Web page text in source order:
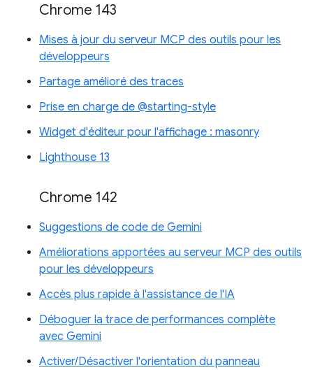
Chrome 143
Mises à jour du serveur MCP des outils pour les
développeurs
Partage amélioré des traces
Prise en charge de @starting-style
Widget d'éditeur pour l'affichage : masonry
Lighthouse 13
Chrome 142
Suggestions de code de Gemini
Améliorations apportées au serveur MCP des outils
pour les développeurs
Accès plus rapide à l'assistance de l'IA
Déboguer la trace de performances complète
avec Gemini
Activer/Désactiver l'orientation du panneau